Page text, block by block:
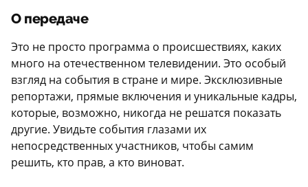
О передаче
Это не просто программа о происшествиях, каких
много на отечественном телевидении. Это особый
взгляд на события в стране и мире. Эксклюзивные
репортажи, прямые включения и уникальные кадры,
которые, возможно, никогда не решатся показать
другие. Увидьте события глазами их
непосредственных участников, чтобы самим
решить, кто прав, а кто виноват.